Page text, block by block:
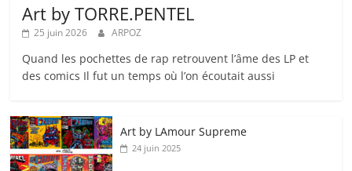
Art by TORRE.PENTEL
25 juin 2026 ARPOZ
Quand les pochettes de rap retrouvent l’âme des LP et
des comics Il fut un temps où l’on écoutait aussi
Art by LAmour Supreme
24 juin 2025